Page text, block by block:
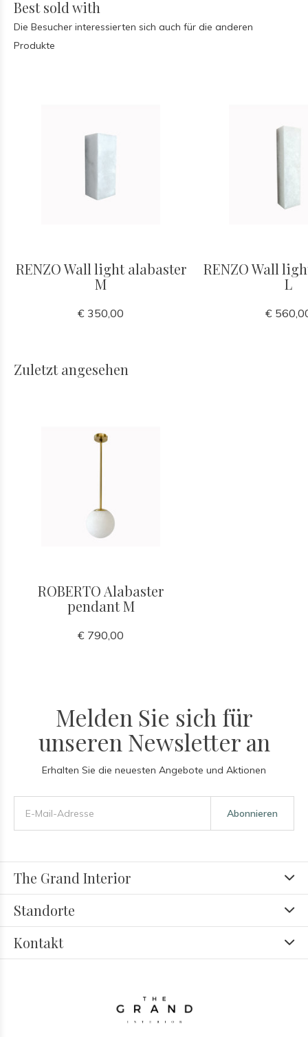
Best sold with
Die Besucher interessierten sich auch für die anderen
Produkte
RENZO Wall light alabaster
M
€ 350,00
RENZO Wall
L
€
Zuletzt angesehen
ROBERTO Alabaster
pendant M
€ 790,00
Melden Sie sich für
unseren Newsletter an
Erhalten Sie die neuesten Angebote und Aktionen
Abonnieren
The Grand Interior
Standorte
Kontakt